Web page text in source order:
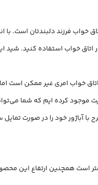
خواب فرزند دلبندتان است. با
خواب استفاده کنید. شید
خواب امری غیر ممکن است
موجود کرده ایم که شما
با آباژور خود را در صورت